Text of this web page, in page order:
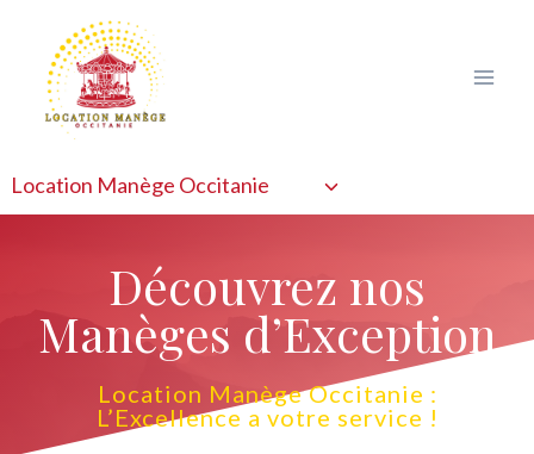
contenu
Location Manège Occitanie
Découvrez nos
Manèges d’Exception
Location Manège Occitanie :
L’Excellence a votre service !